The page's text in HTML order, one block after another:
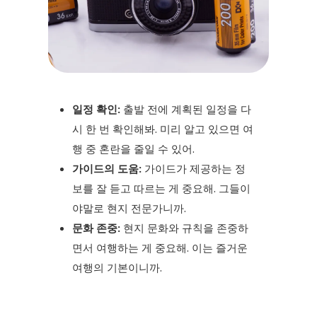
일정 확인: 출발 전에 계획된 일정을 다
시 한 번 확인해봐. 미리 알고 있으면 여
행 중 혼란을 줄일 수 있어.
가이드의 도움: 가이드가 제공하는 정
보를 잘 듣고 따르는 게 중요해. 그들이
야말로 현지 전문가니까.
문화 존중: 현지 문화와 규칙을 존중하
면서 여행하는 게 중요해. 이는 즐거운
여행의 기본이니까.